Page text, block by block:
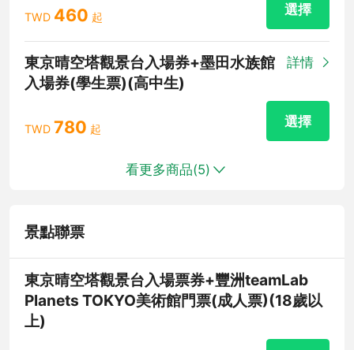
TWD 460 起
選擇
東京晴空塔觀景台入場券+墨田水族館
入場券(學生票)(高中生)
詳情
TWD 780 起
選擇
看更多商品(5)
景點聯票
東京晴空塔觀景台入場票券+豐洲teamLab
Planets TOKYO美術館門票(成人票)(18歲以
上)